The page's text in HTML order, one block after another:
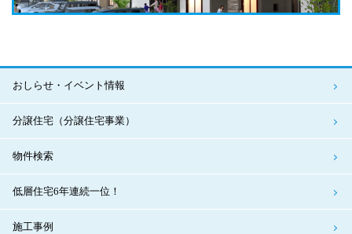
おしらせ・イベント情報
分譲住宅（分譲住宅事業）
物件検索
低層住宅6年連続一位！
施工事例